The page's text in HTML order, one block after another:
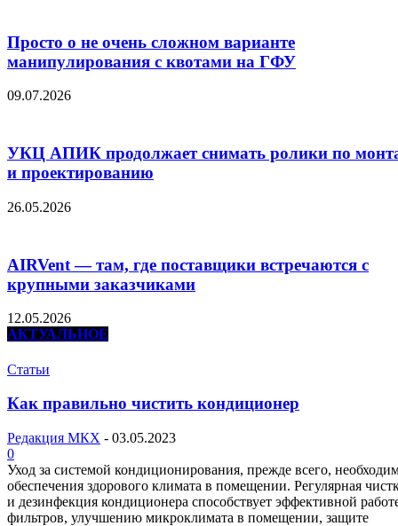
Просто о не очень сложном варианте
манипулирования с квотами на ГФУ
09.07.2026
УКЦ АПИК продолжает снимать ролики по
и проектированию
26.05.2026
AIRVent — там, где поставщики встречаются с
крупными заказчиками
12.05.2026
АКТУАЛЬНОЕ
Статьи
Как правильно чистить кондиционер
Редакция МКХ - 03.05.2023
0
Уход за системой кондиционирования, прежде всего,
обеспечения здорового климата в помещении. Регулярная
и дезинфекция кондиционера способствует эффективной
фильтров, улучшению микроклимата в помещении, защите